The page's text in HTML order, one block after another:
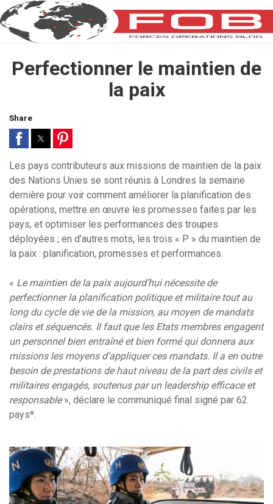
Perfectionner le maintien de
la paix
Share
Les pays contributeurs aux missions de maintien de la paix
des Nations Unies se sont réunis à Londres la semaine
dernière pour voir comment améliorer la planification des
opérations, mettre en œuvre les promesses faites par les
pays, et optimiser les performances des troupes
déployées ; en d’autres mots, les trois « P » du maintien de
la paix : planification, promesses et performances.
« Le maintien de la paix aujourd’hui nécessite de
perfectionner la planification politique et militaire tout au
long du cycle de vie de la mission, au moyen de mandats
clairs et séquencés. Il faut que les Etats membres engagent
un personnel bien entraîné et bien formé qui donnera aux
missions les moyens d’appliquer ces mandats. Il a en outre
besoin de prestations de haut niveau de la part des civils et
militaires engagés, soutenus par un leadership efficace et
responsable», déclare le communiqué final signé par 62
pays*.